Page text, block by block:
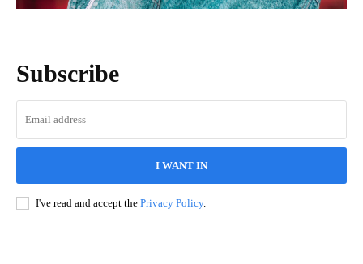
Subscribe
I WANT IN
I've read and accept the Privacy Policy.